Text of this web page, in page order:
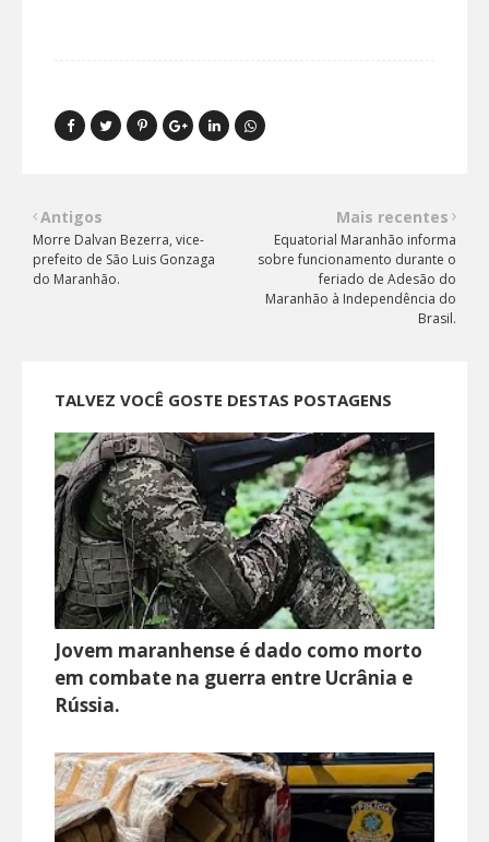
Mais recentes
Equatorial Maranhão informa
sobre funcionamento durante o
feriado de Adesão do
Maranhão à Independência do
Brasil.
Antigos
Morre Dalvan Bezerra, vice-
prefeito de São Luis Gonzaga
do Maranhão.
TALVEZ VOCÊ GOSTE DESTAS POSTAGENS
Jovem maranhense é dado como morto
em combate na guerra entre Ucrânia e
Rússia.